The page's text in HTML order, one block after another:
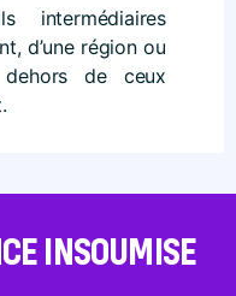
intermédiaires
d’une région ou
de ceux
INSOUMISE